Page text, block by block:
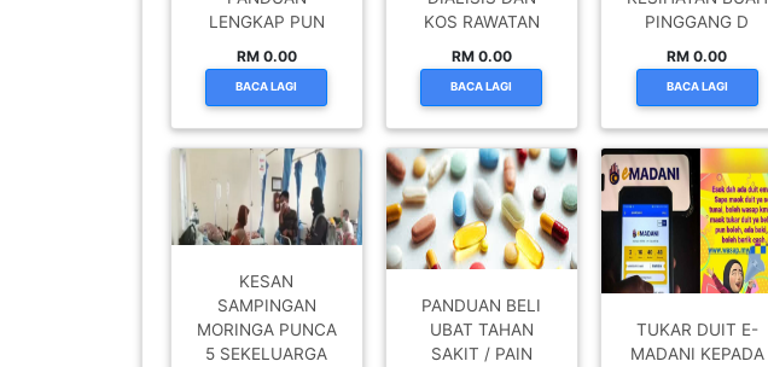
LENGKAP PUN
RM 0.00
BACA LAGI
KOS RAWATAN
RM 0.00
BACA LAGI
PINGGANG D
RM 0.00
BACA LAGI
KESAN
SAMPINGAN
MORINGA PUNCA
5 SEKELUARGA
PANDUAN BELI
UBAT TAHAN
SAKIT / PAIN
TUKAR DUIT E-
MADANI KEPADA